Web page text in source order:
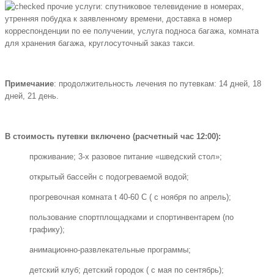
прочие услуги: спутниковое телевидение в номерах,
утренняя побудка к заявленному времени, доставка в номер
корреспонденции по ее получении, услуга подноса багажа, комната
для хранения багажа, круглосуточный заказ такси.
Примечание: продолжительность лечения по путевкам: 14 дней, 18
дней, 21 день.
В стоимость путевки включено (расчетный час 12:00):
проживание; 3-х разовое питание «шведский стол»;
открытый бассейн с подогреваемой водой;
прогревочная комната t 40-60 С ( с ноября по апрель);
пользование спортплощадками и спортинвентарем (по
графику);
анимационно-развлекательные программы;
детский клуб; детский городок ( с мая по сентябрь);